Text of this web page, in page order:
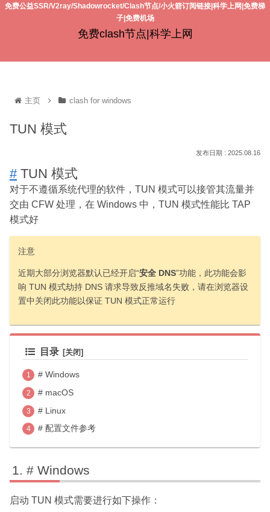
免费公益SSR/V2ray/Shadowrocket/Clash节点/小火箭订阅链接|科学上网|免费梯
子|免费机场
免费clash节点|科学上网
主页 clash for windows
TUN 模式
2025.08.16
#TUN 模式
对于不遵循系统代理的软件，TUN 模式可以接管其流量并
交由 CFW 处理，在 Windows 中，TUN 模式性能比 TAP
模式好
注意
近期大部分浏览器默认已经开启“安全 DNS”功能，此功能会影
响 TUN 模式劫持 DNS 请求导致反推域名失败，请在浏览器设
置中关闭此功能以保证 TUN 模式正常运行
目录
# Windows
# macOS
# Linux
# 配置文件参考
# Windows
启动 TUN 模式需要进行如下操作：